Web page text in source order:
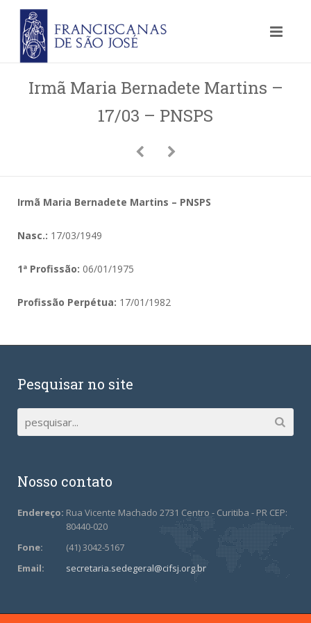
Irmã Maria Bernadete Martins –
17/03 – PNSPS
Irmã Maria Bernadete Martins – PNSPS
Nasc.: 17/03/1949
1ª Profissão: 06/01/1975
Profissão Perpétua: 17/01/1982
Pesquisar no site
Nosso contato
Endereço: Rua Vicente Machado 2731 Centro - Curitiba - PR CEP:
80440-020
Fone:
(41) 3042-5167
Email:
secretaria.sedegeral@cifsj.org.br